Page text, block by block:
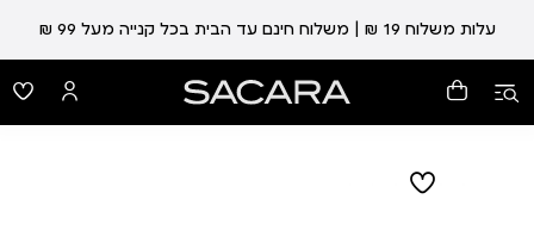
עלות משלוח 19 ₪ | משלוח חינם עד הבית בכל קנייה מעל 99 ₪